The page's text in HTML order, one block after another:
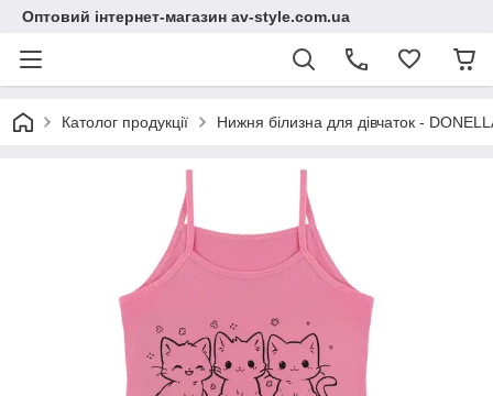
Оптовий інтернет-магазин av-style.com.ua
Католог продукції Нижня білизна для дівчаток -